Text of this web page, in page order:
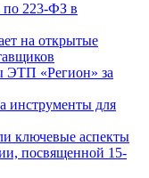
по 223-ФЗ в
на открытые
ЭТП «Регион» за
для
ключевые аспекты
посвященной 15-